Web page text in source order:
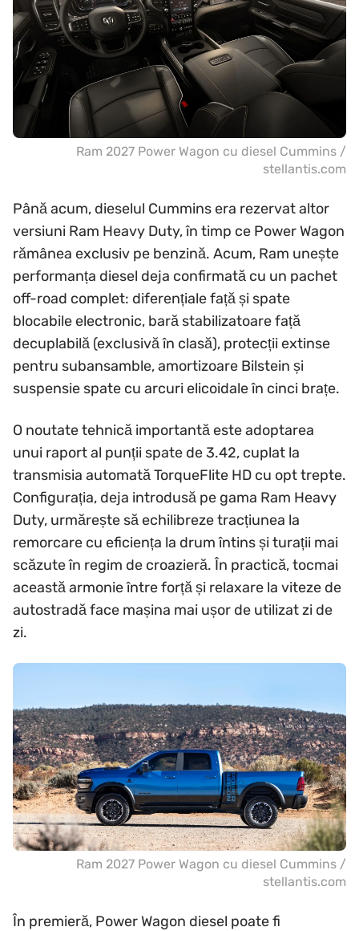
Ram 2027 Power Wagon cu diesel Cummins /
stellantis.com
Până acum, dieselul Cummins era rezervat altor
versiuni Ram Heavy Duty, în timp ce Power Wagon
rămânea exclusiv pe benzină. Acum, Ram unește
performanța diesel deja confirmată cu un pachet
off-road complet: diferențiale față și spate
blocabile electronic, bară stabilizatoare față
decuplabilă (exclusivă în clasă), protecții extinse
pentru subansamble, amortizoare Bilstein și
suspensie spate cu arcuri elicoidale în cinci brațe.
O noutate tehnică importantă este adoptarea
unui raport al punții spate de 3.42, cuplat la
transmisia automată TorqueFlite HD cu opt trepte.
Configurația, deja introdusă pe gama Ram Heavy
Duty, urmărește să echilibreze tracțiunea la
remorcare cu eficiența la drum întins și turații mai
scăzute în regim de croazieră. În practică, tocmai
această armonie între forță și relaxare la viteze de
autostradă face mașina mai ușor de utilizat zi de
zi.
Ram 2027 Power Wagon cu diesel Cummins /
stellantis.com
În premieră, Power Wagon diesel poate fi